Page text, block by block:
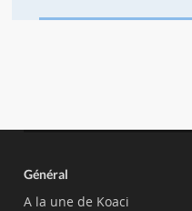
Général
A la une de Koaci